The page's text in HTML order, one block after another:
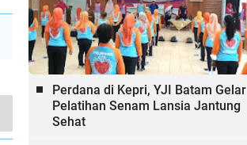
Perdana di Kepri, YJI Batam Gelar
Pelatihan Senam Lansia Jantung
Sehat